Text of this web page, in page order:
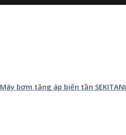
Máy bơm tăng áp biến tần